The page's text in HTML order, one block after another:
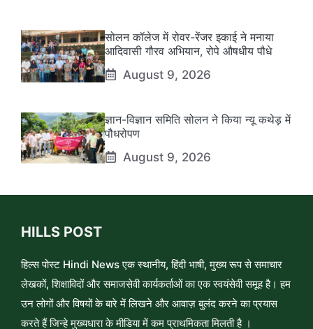
सोलन कॉलेज में रोवर-रेंजर इकाई ने मनाया
आदिवासी गौरव अभियान, रोपे औषधीय पौधे
August 9, 2026
ज्ञान-विज्ञान समिति सोलन ने किया न्यू कथेड़ में
पौधरोपण
August 9, 2026
HILLS POST
हिल्स पोस्ट Hindi News एक स्थानीय, हिंदी भाषी, मुख्य रूप से समाचार
लेखकों, शिक्षाविदों और समाजसेवी कार्यकर्ताओं का एक स्वयंसेवी समूह है। हम
उन लोगों और विषयों के बारे में लिखने और आवाज़ बुलंद करने का प्रयास
करते हैं जिन्हे मुख्यधारा के मीडिया में कम प्राथमिकता मिलती है ।